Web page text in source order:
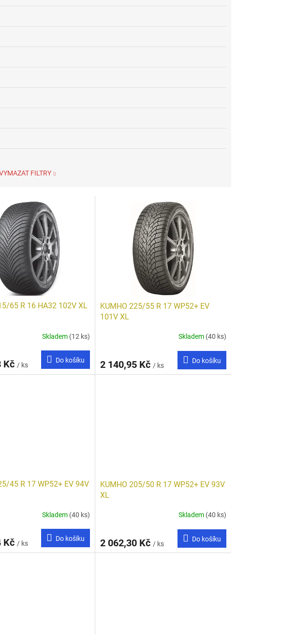
FILTRY
65 R 16 HA32 102V XL
Skladem (12 ks)
Kč / ks
Do košíku
KUMHO 225/55 R 17 WP52+ EV
101V XL
Skladem (40 ks)
2 140,95 Kč / ks
Do košíku
45 R 17 WP52+ EV 94V
Skladem (40 ks)
Kč / ks
Do košíku
KUMHO 205/50 R 17 WP52+ EV 93V
XL
Skladem (40 ks)
2 062,30 Kč / ks
Do košíku